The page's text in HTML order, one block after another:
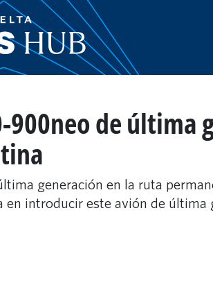
de última
generación en la ruta
introducir este avión de última